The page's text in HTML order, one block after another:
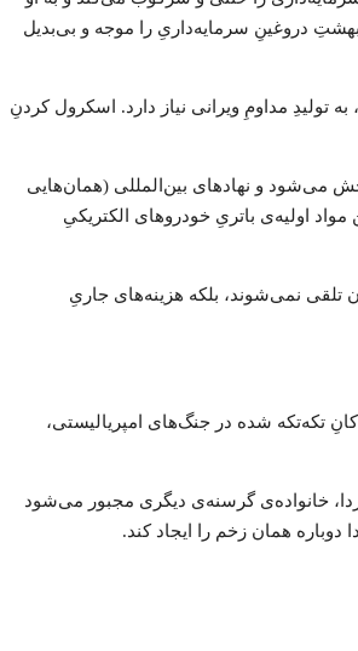
دروغینِ سرمایه‌داریِ را موجه و بی‌بدیل
تولیدِ مداومِ ویرانی نیاز دارد. اسکرول کردنِ
می‌شود و نهادهای بین‌المللی (همان‌هایی
اولیه‌ی باتریِ خودروهای الکتریکیِ
تلقی نمی‌شوند، بلکه هزینه‌های جاریِ
تصاویر آوارگان و کودکانِ تکه‌تکه شده در جنگ‌های امپریالیستی،
خانواده‌ی گرسنه‌ی دیگری مجبور می‌شود